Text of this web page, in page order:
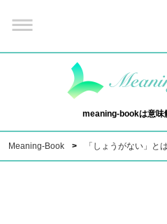
meaning-bookは意味
Meaning-Book 「しょうがない」と